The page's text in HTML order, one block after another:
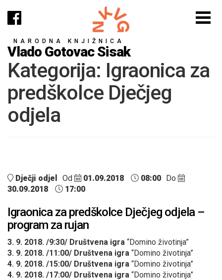
NARODNA KNJIŽNICA
Vlado Gotovac Sisak
Kategorija: Igraonica za
predškolce Dječjeg
odjela
Dječji odjel Od 01.09.2018 08:00 Do
30.09.2018
17:00
Igraonica za predškolce Dječjeg odjela –
program za rujan
3. 9. 2018. /9:30/ Društvena igra “Domino životinja”
3. 9. 2018. /11:00/ Društvena igra “Domino životinja”
4. 9. 2018. /15:00/ Društvena igra “Domino životinja”
4. 9. 2018. /17:00/ Društvena igra “Domino životinja”